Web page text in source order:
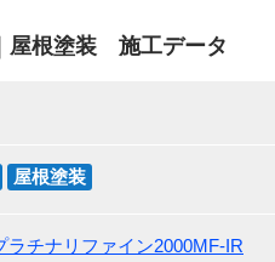
屋根塗装 施工データ
屋根塗装
ラチナリファイン2000MF-IR